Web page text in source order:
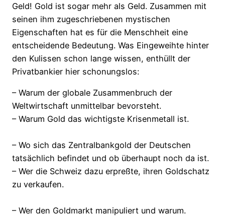
Geld! Gold ist sogar mehr als Geld. Zusammen mit
seinen ihm zugeschriebenen mystischen
Eigenschaften hat es für die Menschheit eine
entscheidende Bedeutung. Was Eingeweihte hinter
den Kulissen schon lange wissen, enthüllt der
Privatbankier hier schonungslos:
– Warum der globale Zusammenbruch der
Weltwirtschaft unmittelbar bevorsteht.
– Warum Gold das wichtigste Krisenmetall ist.
– Wo sich das Zentralbankgold der Deutschen
tatsächlich befindet und ob überhaupt noch da ist.
– Wer die Schweiz dazu erpreßte, ihren Goldschatz
zu verkaufen.
– Wer den Goldmarkt manipuliert und warum.